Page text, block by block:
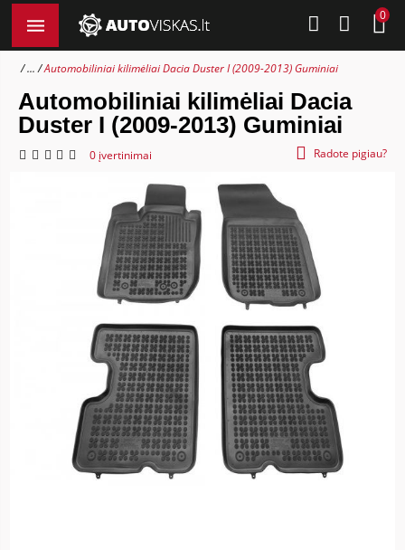
0
... Automobiliniai kilimėliai Dacia Duster I (2009-2013) Guminiai
Automobiliniai kilimėliai Dacia
Duster I (2009-2013) Guminiai
0 įvertinimai Radote pigiau?